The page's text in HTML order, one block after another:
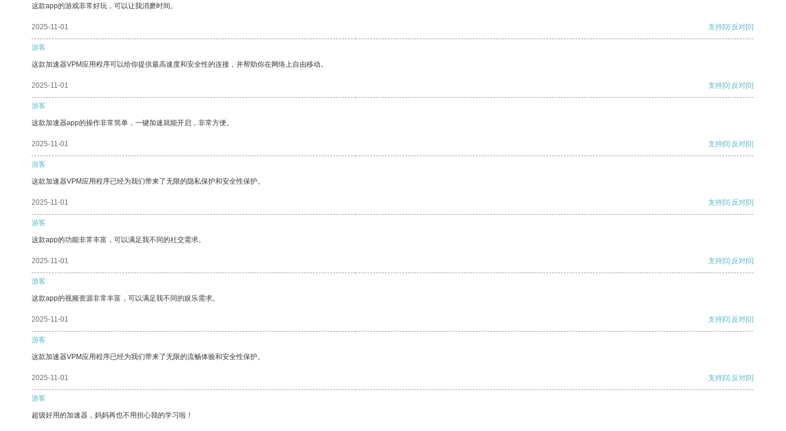
这款app的游戏非常好玩，可以让我消磨时间。
2025-11-01 支持[0] 反对[0]
游客
这款加速器VPM应用程序可以给你提供最高速度和安全性的连接，并帮助你在网络上自由移动。
2025-11-01 支持[0] 反对[0]
游客
这款加速器app的操作非常简单，一键加速就能开启，非常方便。
2025-11-01 支持[0] 反对[0]
游客
这款加速器VPM应用程序已经为我们带来了无限的隐私保护和安全性保护。
2025-11-01 支持[0] 反对[0]
游客
这款app的功能非常丰富，可以满足我不同的社交需求。
2025-11-01 支持[0] 反对[0]
游客
这款app的视频资源非常丰富，可以满足我不同的娱乐需求。
2025-11-01 支持[0] 反对[0]
游客
这款加速器VPM应用程序已经为我们带来了无限的流畅体验和安全性保护。
2025-11-01 支持[0] 反对[0]
游客
超级好用的加速器，妈妈再也不用担心我的学习啦！